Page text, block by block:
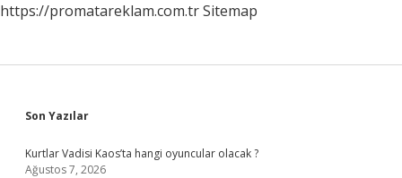
https://promatareklam.com.trSitemap
Sidebar
Son Yazılar
Kurtlar Vadisi Kaos’ta hangi oyuncular olacak ?
Ağustos 7, 2026